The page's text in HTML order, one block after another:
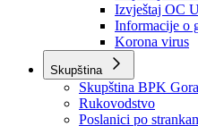
Obavještenja
Izvještajno
Izvještaj o radu
Izvještaj OC
Informacije o
Korona virus
Skupština